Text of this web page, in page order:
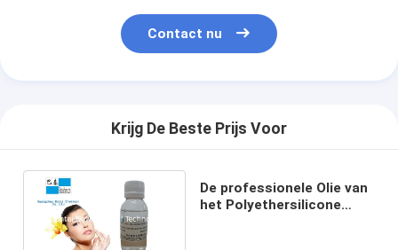
Contact nu
Krijg De Beste Prijs Voor
De professionele Olie van
het Polyethersilicone